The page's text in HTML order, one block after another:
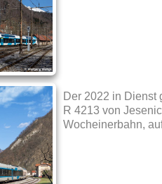
Der 2022 in Dienst
R 4213 von
Wocheinerbahn,